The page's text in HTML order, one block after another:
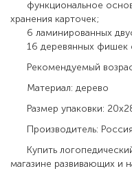
функциональное
хранения карточек;
6 ламинированных
16 деревянных фишек
Рекомендуемый
Материал: дерево
Размер упаковки:
Производитель: Россия
Купить
магазине развивающих и